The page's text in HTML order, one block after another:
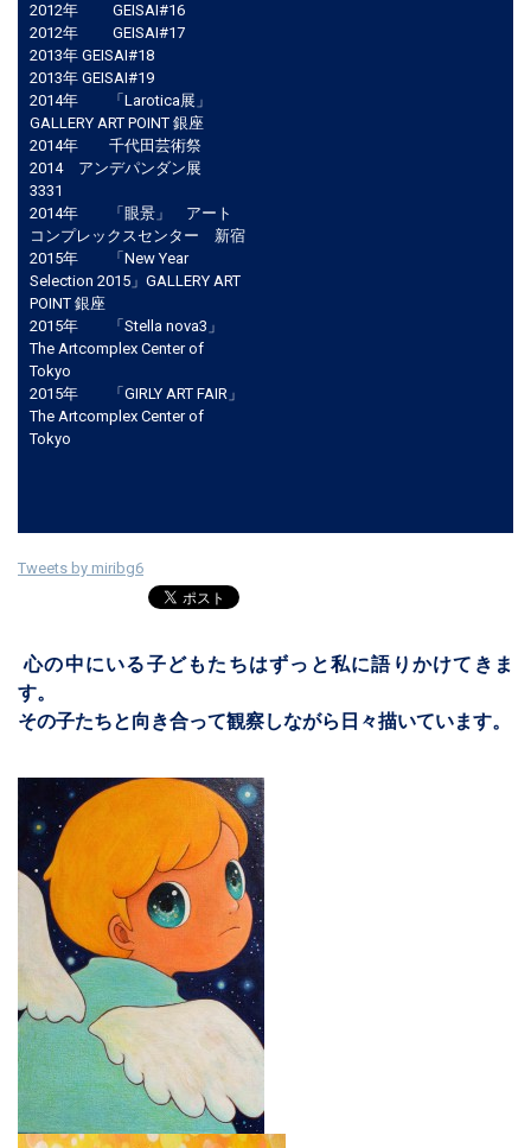
2012年 GEISAI#16
2012年 GEISAI#17
2013年 GEISAI#18
2013年 GEISAI#19
2014年 「Larotica展」
GALLERY ART POINT 銀座
2014年 千代田芸術祭
2014 アンデパンダン展
3331
2014年 「眼景」 アート
コンプレックスセンター 新宿
2015年 「New Year
Selection 2015」GALLERY ART
POINT 銀座
2015年 「Stella nova3」
The Artcomplex Center of
Tokyo
2015年 「GIRLY ART FAIR」
The Artcomplex Center of
Tokyo
Tweets by miribg6
心の中にいる子どもたちはずっと私に語りかけてきま
す。
その子たちと向き合って観察しながら日々描いています。